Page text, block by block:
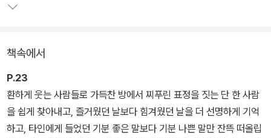
헤매고 있다. 타인의 평가와 말에 쉽게 영향받고 그 기분에서 금세 벗
어나기 어렵다. 마음에 걸리는 일 하나 없이 잠든 적은 없는 것 같다.
불안한 사람이 살아가는 것만으로도 힘겨운 이유다. ‘이렇게 속수무
책이거나 약으로밖에 해결될 수 없는걸까?’ 일본의 공인 심리사이자
불안 전문 카운슬러인 저자는 이러한 의문을 품고 평소에 혼자서도
책속에서
P.23
환하게 웃는 사람들로 가득찬 방에서 찌푸린 표정을 짓는 단 한 사람
을 쉽게 찾아내고, 즐거웠던 날보다 힘겨웠던 날을 더 선명하게 기억
하고, 타인에게 들었던 기분 좋은 말보다 기분 나쁜 말만 잔뜩 떠올립